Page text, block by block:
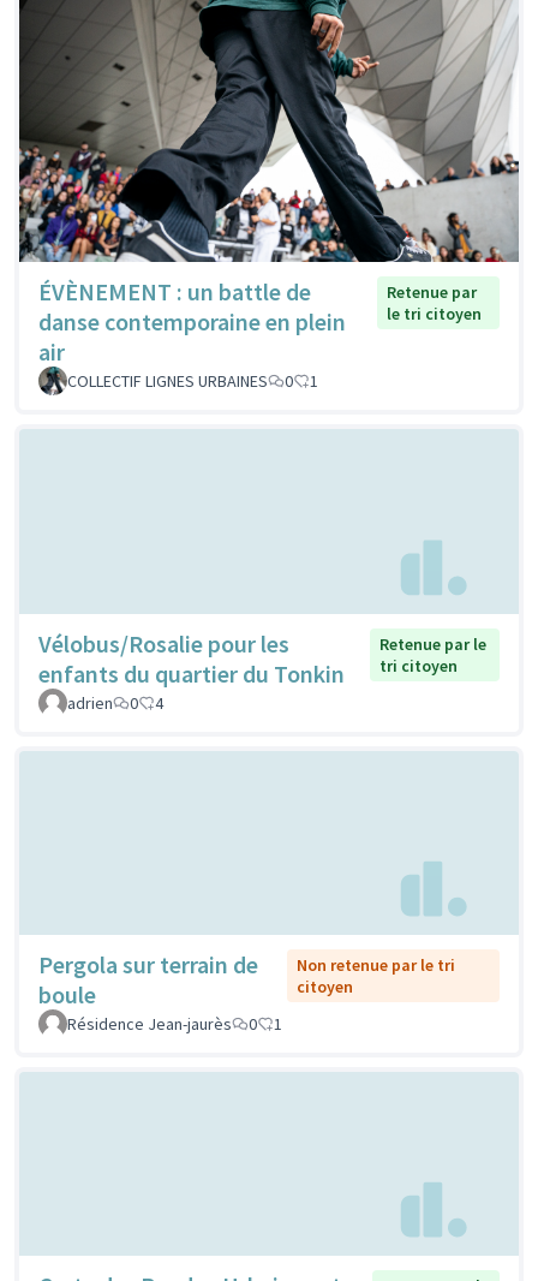
ÉVÈNEMENT : un battle de
danse contemporaine en plein
air
Retenue par
le tri citoyen
COLLECTIF LIGNES URBAINES 0 1
Vélobus/Rosalie pour les
enfants du quartier du Tonkin
Retenue par le
tri citoyen
adrien
0 4
Pergola sur terrain de
boule
Non retenue par le tri
citoyen
Résidence Jean-jaurès
0 1